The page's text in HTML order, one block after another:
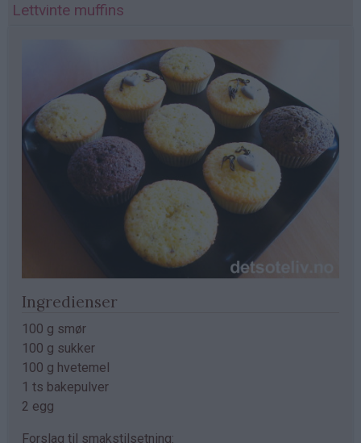
Lettvinte muffins
Ingredienser
100 g smør
100 g sukker
100 g hvetemel
1 ts bakepulver
2 egg
Forslag til smakstilsetning: